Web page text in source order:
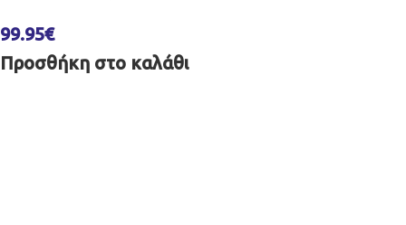
99.95€
Προσθήκη στο καλάθι